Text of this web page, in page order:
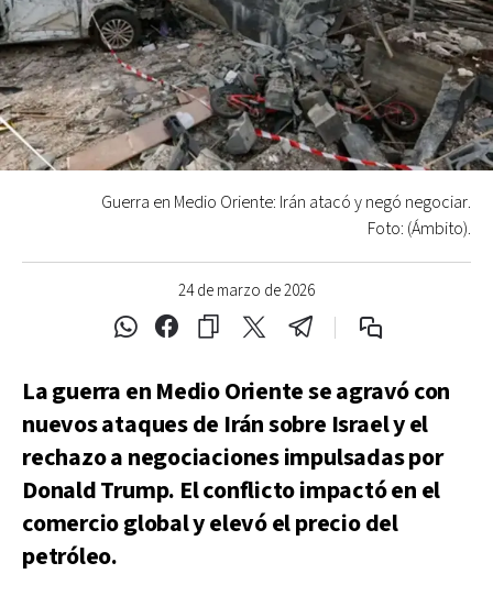
24 de marzo de 2026
Guerra en Medio Oriente: Irán atacó y negó negociar.
Foto: (Ámbito).
La guerra en Medio Oriente se agravó con
nuevos ataques de Irán sobre Israel y el
rechazo a negociaciones impulsadas por
Donald Trump. El conflicto impactó en el
comercio global y elevó el precio del
petróleo.